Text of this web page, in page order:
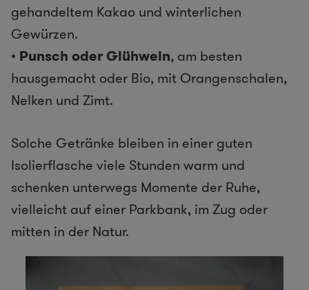
gehandeltem Kakao und winterlichen
Gewürzen.
• Punsch oder Glühwein, am besten
hausgemacht oder Bio, mit Orangenschalen,
Nelken und Zimt.
Solche Getränke bleiben in einer guten
Isolierflasche viele Stunden warm und
schenken unterwegs Momente der Ruhe,
vielleicht auf einer Parkbank, im Zug oder
mitten in der Natur.